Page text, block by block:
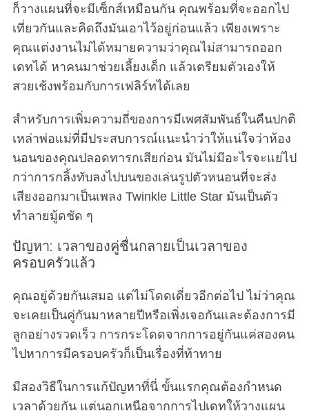
ก็วางแผนที่จะมีเซ็กส์เหมือนกัน คุณพร้อมที่จะออกไป
เที่ยวกันและคิดถึงมันเอาไว้อยู่ก่อนแล้ว เพียงเพราะ
คุณแต่งงานไม่ได้หมายความว่าคุณไม่สามารถออก
เดทได้ หาคนมาช่วยเลี้ยงเด็ก แล้วเตรียมตัวเองให้
สวยเช้งพร้อมกับการเฟลิร์ทได้เลย
สำหรับการเพิ่มความถี่ของการมีเพศสัมพันธ์ในคืนปกติ
เหล่าพ่อแม่ที่มีประสบการณ์แนะนำว่าให้แน่ใจว่าห้อง
นอนของคุณปลอดทารกเสียก่อน มันไม่มีอะไรจะแย่ไป
กว่าการกลิ้งทับลงไปบนของเล่นรูปตัวหนอนที่จะส่ง
เสียงออกมาเป็นเพลง Twinkle Little Star มันเป็นตัว
ทำลายมู้ดชัด ๆ
ปัญหา: เวลาของคู่ชื่นกลายเป็นเวลาของ
ครอบครัวแล้ว
คุณอยู่ด้วยกันเสมอ แต่ไม่โดดเดี่ยวอีกต่อไป ไม่ว่าคุณ
จะเคยเป็นคู่กันมาหลายปีหรือเพิ่งเจอกันและต้องการมี
ลูกอย่างรวดเร็ว การกระโดดจากการอยู่กันแค่สองคน
ไปหาการมีครอบครัวก็เป็นเรื่องที่ท้าทาย
มีสองวิธีในการแก้ปัญหาที่นี่ ขั้นแรกคุณต้องกำหนด
เวลาด้วยกัน แต่นอกเหนือจากการไปเดทให้วางแผน